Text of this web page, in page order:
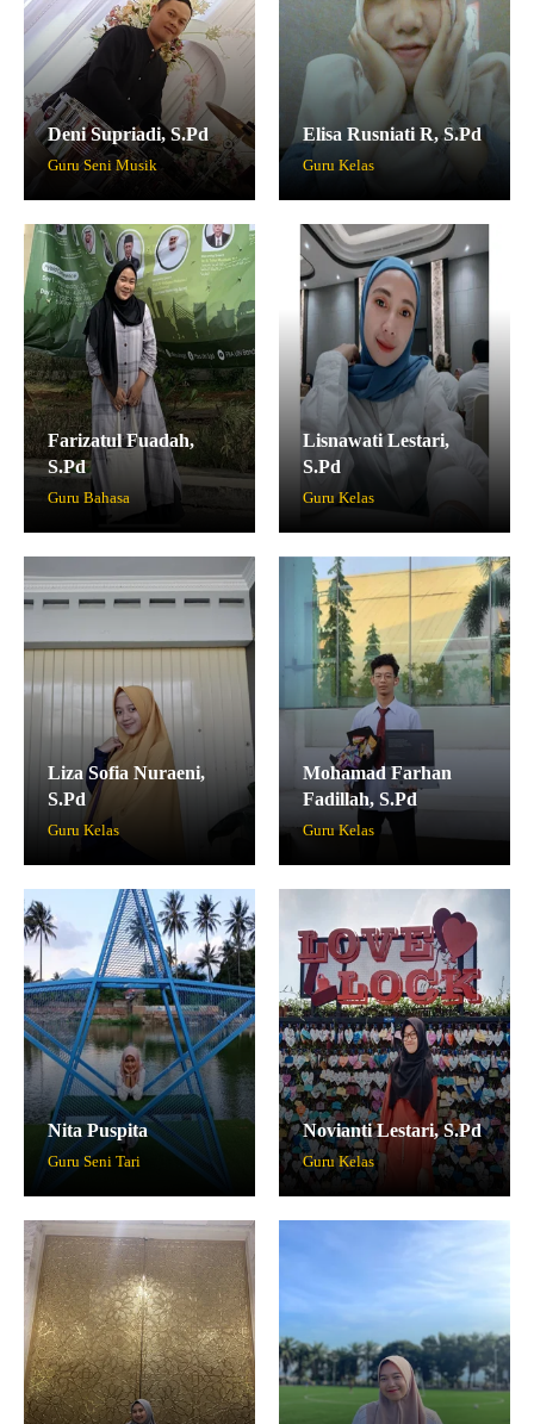
Deni Supriadi, S.Pd
Guru Seni Musik
Elisa Rusniati R, S.Pd
Guru Kelas
Farizatul Fuadah,
S.Pd
Guru Bahasa
Lisnawati Lestari,
S.Pd
Guru Kelas
Liza Sofia Nuraeni,
S.Pd
Guru Kelas
Mohamad Farhan
Fadillah, S.Pd
Guru Kelas
Nita Puspita
Guru Seni Tari
Novianti Lestari, S.Pd
Guru Kelas